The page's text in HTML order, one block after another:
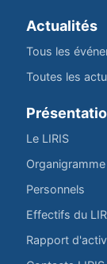
Actualités
Tous les
Toutes les
Le LIRIS
Personnels
Effectifs du
Rapport